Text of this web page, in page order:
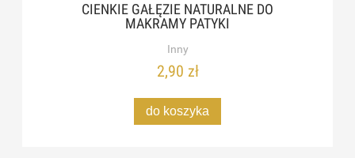
CIENKIE GAŁĘZIE NATURALNE DO
MAKRAMY PATYKI
Inny
2,90 zł
do koszyka